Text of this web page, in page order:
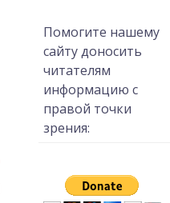
Помогите нашему
сайту доносить
читателям
информацию с
правой точки
зрения: